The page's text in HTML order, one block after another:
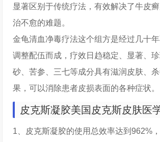
显著区别于传统疗法，有效解决了牛皮
治不愈的难题。
金龟清血净毒疗法这个组方是经过几十年
调整配伍而成，疗效日趋稳定、显著、
砂、苦参、三七等成分具有滋润皮肤、
果，可以消除患者皮损表面的各种症状。
皮克斯凝胶美国皮克斯皮肤医
1、皮克斯凝胶的使用总效率达到962%